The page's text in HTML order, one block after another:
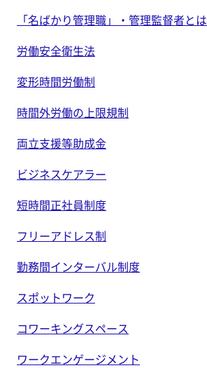
「名ばかり管理職」・管理監督者とは
労働安全衛生法
変形時間労働制
時間外労働の上限規制
両立支援等助成金
ビジネスケアラー
短時間正社員制度
フリーアドレス制
勤務間インターバル制度
スポットワーク
コワーキングスペース
ワークエンゲージメント